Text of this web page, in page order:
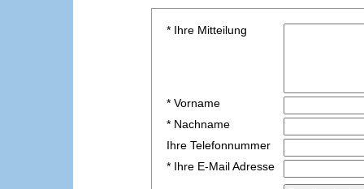
* Ihre Mitteilung
* Vorname
* Nachname
Ihre Telefonnummer
* Ihre E-Mail Adresse